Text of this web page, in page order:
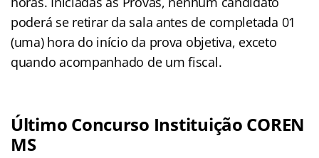
poderá se retirar da sala antes de completada 01
(uma) hora do início da prova objetiva, exceto
quando acompanhado de um fiscal.
Último Concurso Instituição COREN
MS